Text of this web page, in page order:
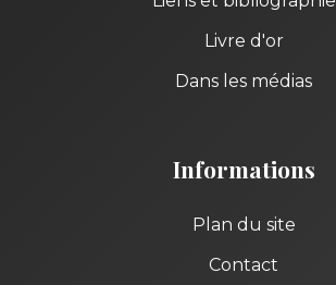
Livre d'or
Dans les médias
Informations
Plan du site
Contact